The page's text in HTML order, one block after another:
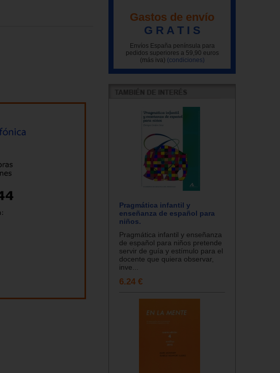
Gastos de envío
G R A T I S
Envíos España península para
pedidos superiores a 59,90 euros
(más iva) (condiciones)
Pragmática infantil y
enseñanza de español para
niños.
Pragmática infantil y enseñanza
de español para niños pretende
servir de guía y estímulo para el
docente que quiera observar,
inve...
6.24 €